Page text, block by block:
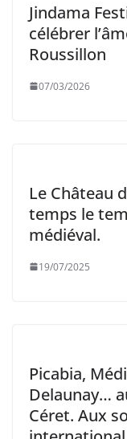
Jindama
célébrer
Roussillon
07/03/2026
Le Château
temps le
médiéval.
19/07/2025
Picabia,
Delaunay…
Céret. Aux